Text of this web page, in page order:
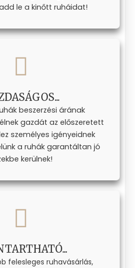
le a kinőtt ruháidat!
beszerzési árának
gazdát az előszeretett
személyes igényeidnek
a ruhák garantáltan jó
kerülnek!
felesleges ruhavásárlás,